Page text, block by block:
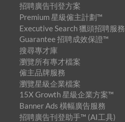
招聘廣告刊登方案
Premium 星級僱主計劃™
Executive Search 獵頭招聘服務
Guarantee 招聘成效保證™
搜尋專才庫
瀏覽所有專才檔案
僱主品牌服務
瀏覽星級企業檔案
15X Growth 星級企業方案™
Banner Ads 橫幅廣告服務
招聘廣告刊登助手™ (AI工具)